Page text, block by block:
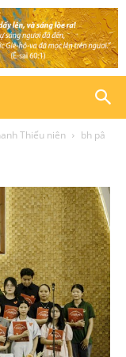
Thiếu niên bh pâ